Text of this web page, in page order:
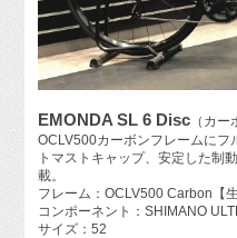
EMONDA SL 6 Disc （カ
OCLV500カーボンフレームにフ
トマストキャップ、安定した制
載。
フレーム：OCLV500 Carbon【生
コンポーネント：SHIMANO
サイズ：52